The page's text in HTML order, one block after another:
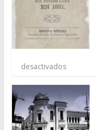
desactivados